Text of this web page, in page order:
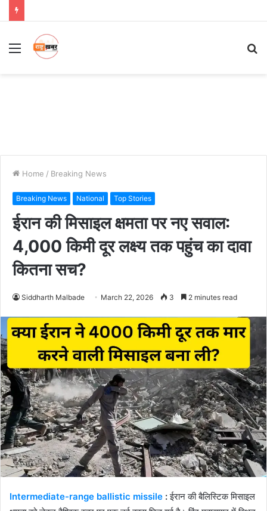
Menu
Home / Breaking News
Breaking News National Top Stories
ईरान की मिसाइल क्षमता पर नए सवाल:
4,000 किमी दूर लक्ष्य तक पहुंच का दावा
कितना सच?
Siddharth Malbade March 22, 2026 3 2 minutes read
Intermediate-range ballistic missile :ईरान की बैलिस्टिक मिसाइल